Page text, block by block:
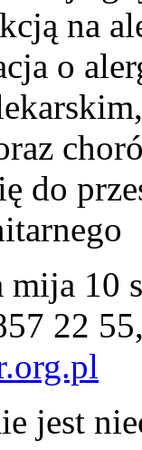
na
o
do
mija 10
22
jest